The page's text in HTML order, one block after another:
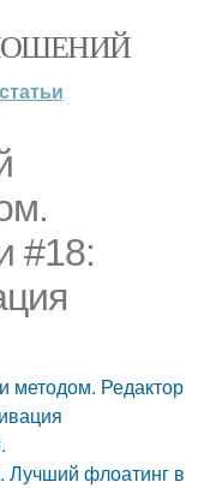
статьи
#18:
методом. Редактор
Лучший флоатинг в